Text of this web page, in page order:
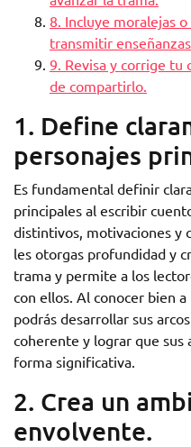
8. Incluye moralejas
transmitir
9. Revisa y corrige tu
de compartirlo.
1. Define
personajes
Es fundamental definir
principales al escribir
distintivos, motivaciones y
les otorgas profundidad y
trama y permite a los
con ellos. Al conocer bien
podrás desarrollar sus
coherente y lograr que sus
forma significativa.
2. Crea un
envolvente.